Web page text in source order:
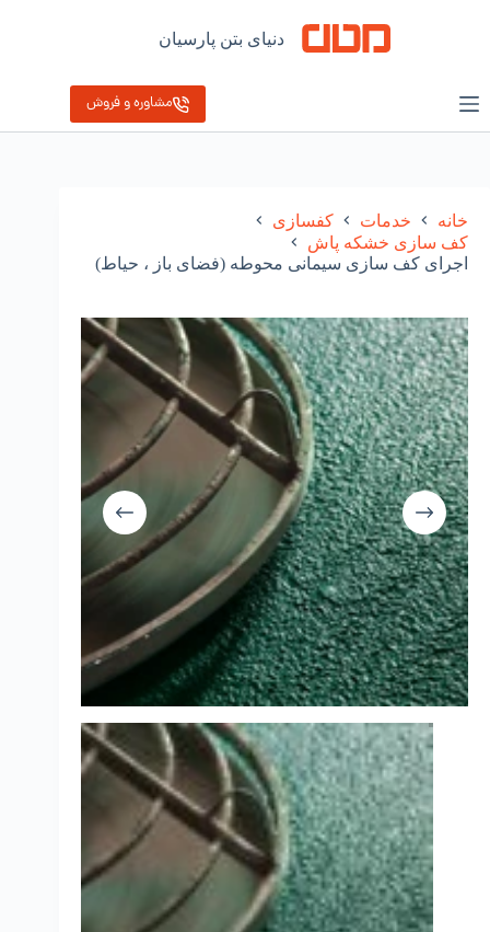
دنیای بتن پارسیان
مشاوره و فروش
خانه خدمات
کفسازی
کف سازی خشکه پاش
اجرای کف سازی سیمانی محوطه (فضای باز ، حیاط)